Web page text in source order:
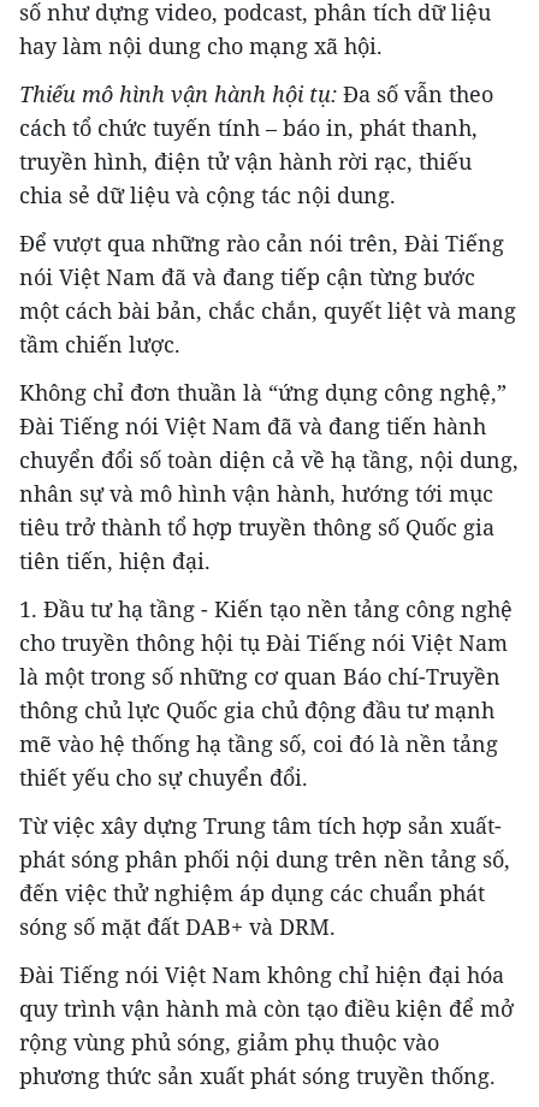
số như dựng video, podcast, phân tích dữ liệu
hay làm nội dung cho mạng xã hội.
Thiếu mô hình vận hành hội tụ: Đa số vẫn theo
cách tổ chức tuyến tính – báo in, phát thanh,
truyền hình, điện tử vận hành rời rạc, thiếu
chia sẻ dữ liệu và cộng tác nội dung.
Để vượt qua những rào cản nói trên, Đài Tiếng
nói Việt Nam đã và đang tiếp cận từng bước
một cách bài bản, chắc chắn, quyết liệt và mang
tầm chiến lược.
Không chỉ đơn thuần là “ứng dụng công nghệ,”
Đài Tiếng nói Việt Nam đã và đang tiến hành
chuyển đổi số toàn diện cả về hạ tầng, nội dung,
nhân sự và mô hình vận hành, hướng tới mục
tiêu trở thành tổ hợp truyền thông số Quốc gia
tiên tiến, hiện đại.
1. Đầu tư hạ tầng - Kiến tạo nền tảng công nghệ
cho truyền thông hội tụ Đài Tiếng nói Việt Nam
là một trong số những cơ quan Báo chí-Truyền
thông chủ lực Quốc gia chủ động đầu tư mạnh
mẽ vào hệ thống hạ tầng số, coi đó là nền tảng
thiết yếu cho sự chuyển đổi.
Từ việc xây dựng Trung tâm tích hợp sản xuất-
phát sóng phân phối nội dung trên nền tảng số,
đến việc thử nghiệm áp dụng các chuẩn phát
sóng số mặt đất DAB+ và DRM.
Đài Tiếng nói Việt Nam không chỉ hiện đại hóa
quy trình vận hành mà còn tạo điều kiện để mở
rộng vùng phủ sóng, giảm phụ thuộc vào
phương thức sản xuất phát sóng truyền thống.